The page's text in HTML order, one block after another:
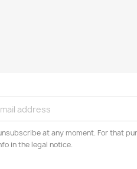
at any moment. For that
in the legal notice.